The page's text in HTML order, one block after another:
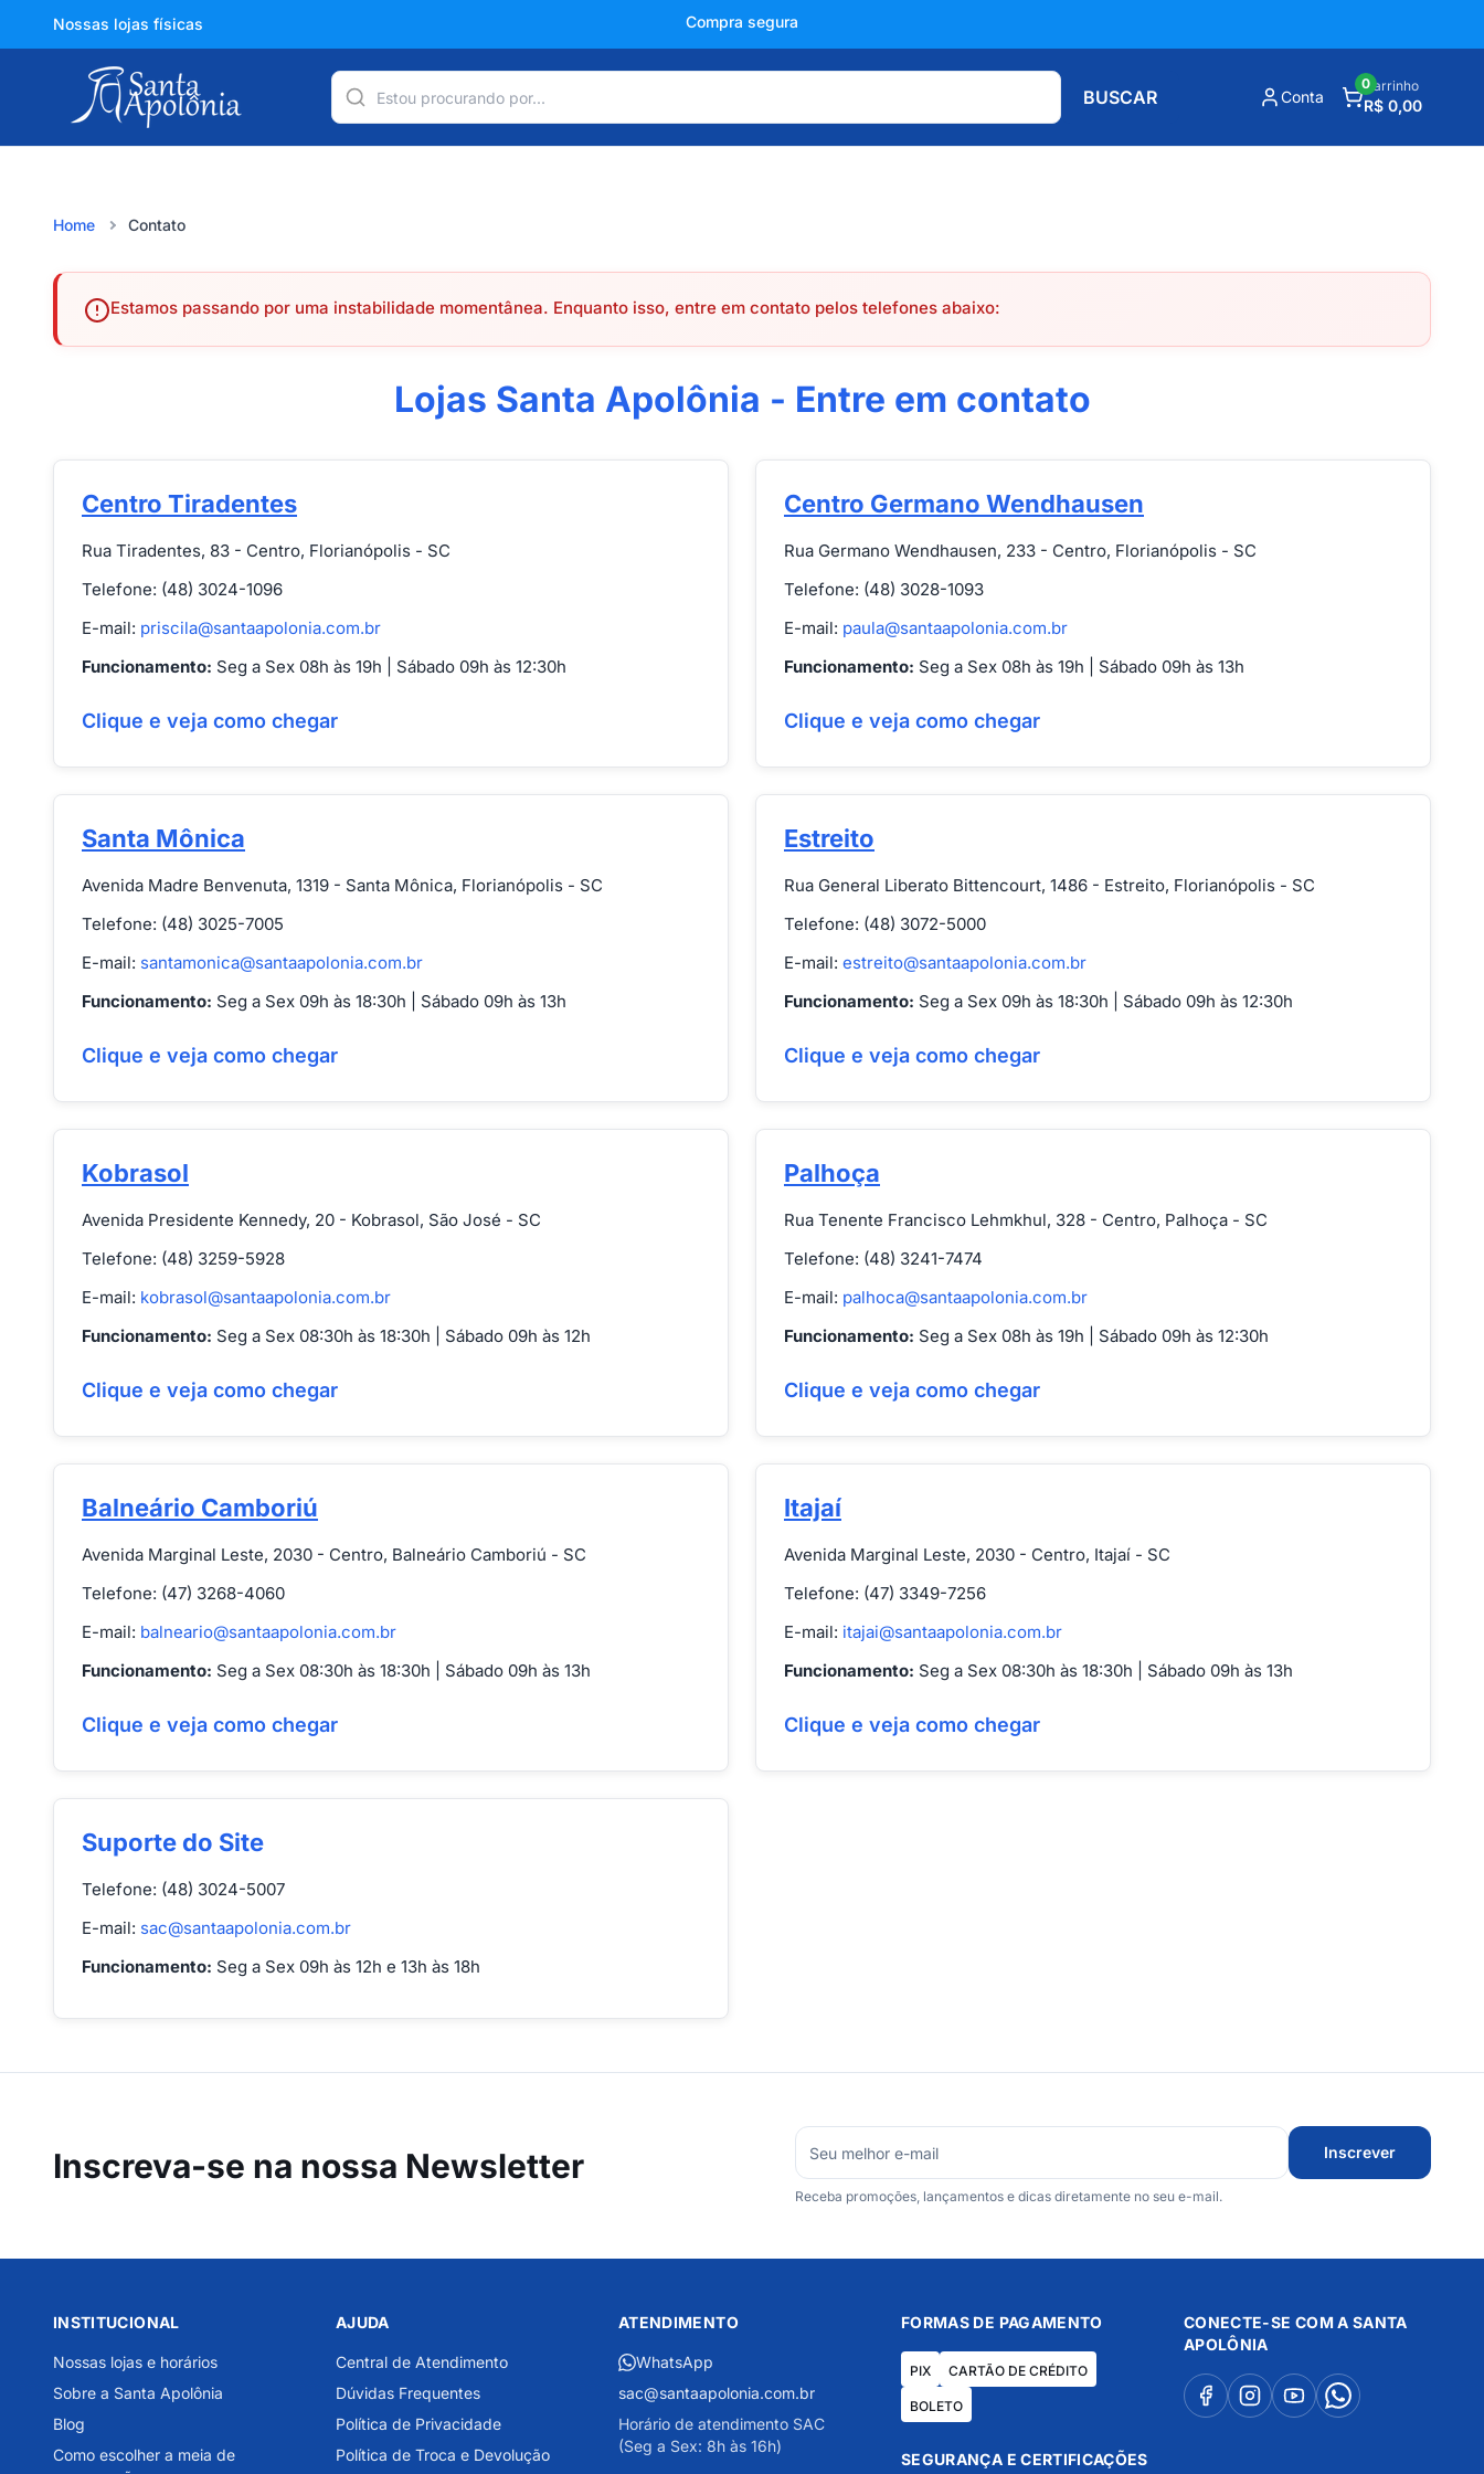
Nossas lojas físicas Compra segura
BUSCAR Conta
Carrinho
R$ 0,00
0
Home Contato
Estamos passando por uma instabilidade momentânea. Enquanto isso, entre em contato pelos telefones abaixo:
Lojas Santa Apolônia - Entre em contato
Centro Tiradentes
Rua Tiradentes, 83 - Centro, Florianópolis - SC
Telefone: (48) 3024-1096
E-mail: priscila@santaapolonia.com.br
Funcionamento: Seg a Sex 08h às 19h | Sábado 09h às 12:30h
Clique e veja como chegar
Centro Germano Wendhausen
Rua Germano Wendhausen, 233 - Centro, Florianópolis - SC
Telefone: (48) 3028-1093
E-mail: paula@santaapolonia.com.br
Funcionamento: Seg a Sex 08h às 19h | Sábado 09h às 13h
Clique e veja como chegar
Santa Mônica
Avenida Madre Benvenuta, 1319 - Santa Mônica, Florianópolis - SC
Telefone: (48) 3025-7005
E-mail: santamonica@santaapolonia.com.br
Funcionamento: Seg a Sex 09h às 18:30h | Sábado 09h às 13h
Clique e veja como chegar
Estreito
Rua General Liberato Bittencourt, 1486 - Estreito, Florianópolis - SC
Telefone: (48) 3072-5000
E-mail: estreito@santaapolonia.com.br
Funcionamento: Seg a Sex 09h às 18:30h | Sábado 09h às 12:30h
Clique e veja como chegar
Kobrasol
Avenida Presidente Kennedy, 20 - Kobrasol, São José - SC
Telefone: (48) 3259-5928
E-mail: kobrasol@santaapolonia.com.br
Funcionamento: Seg a Sex 08:30h às 18:30h | Sábado 09h às 12h
Clique e veja como chegar
Palhoça
Rua Tenente Francisco Lehmkhul, 328 - Centro, Palhoça - SC
Telefone: (48) 3241-7474
E-mail: palhoca@santaapolonia.com.br
Funcionamento: Seg a Sex 08h às 19h | Sábado 09h às 12:30h
Clique e veja como chegar
Balneário Camboriú
Avenida Marginal Leste, 2030 - Centro, Balneário Camboriú - SC
Telefone: (47) 3268-4060
E-mail: balneario@santaapolonia.com.br
Funcionamento: Seg a Sex 08:30h às 18:30h | Sábado 09h às 13h
Clique e veja como chegar
Itajaí
Avenida Marginal Leste, 2030 - Centro, Itajaí - SC
Telefone: (47) 3349-7256
E-mail: itajai@santaapolonia.com.br
Funcionamento: Seg a Sex 08:30h às 18:30h | Sábado 09h às 13h
Clique e veja como chegar
Suporte do Site
Telefone: (48) 3024-5007
E-mail: sac@santaapolonia.com.br
Funcionamento: Seg a Sex 09h às 12h e 13h às 18h
Inscreva-se na nossa Newsletter Inscrever
Receba promoções, lançamentos e dicas diretamente no seu e-mail.
INSTITUCIONAL
Nossas lojas e horários
Sobre a Santa Apolônia
Blog
Como escolher a meia de
AJUDA
Central de Atendimento
Dúvidas Frequentes
Política de Privacidade
Política de Troca e Devolução
ATENDIMENTO
WhatsApp
sac@santaapolonia.com.br
Horário de atendimento SAC
(Seg a Sex: 8h às 16h)
FORMAS DE PAGAMENTO
PIX CARTÃO DE CRÉDITO
BOLETO
SEGURANÇA E CERTIFICAÇÕES
CONECTE-SE COM A SANTA
APOLÔNIA